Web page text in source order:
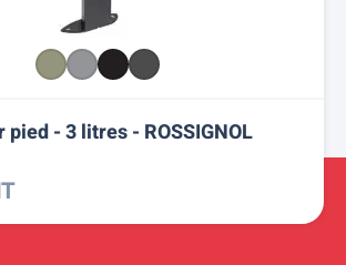
- 3 litres - ROSSIGNOL